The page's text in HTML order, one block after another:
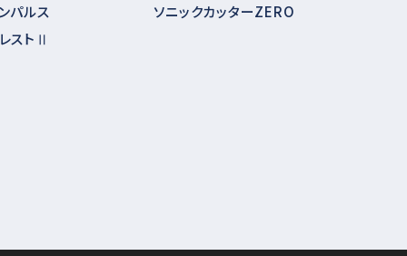
パルス
ストⅡ
ソニックカッターZERO